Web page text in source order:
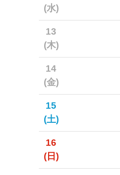
(水)
13
(木)
14
(金)
15
(土)
16
(日)